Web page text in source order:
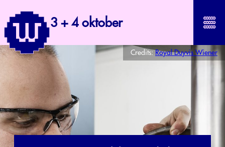
3 + 4 oktober
Credits: Royal Duyvis Wiener